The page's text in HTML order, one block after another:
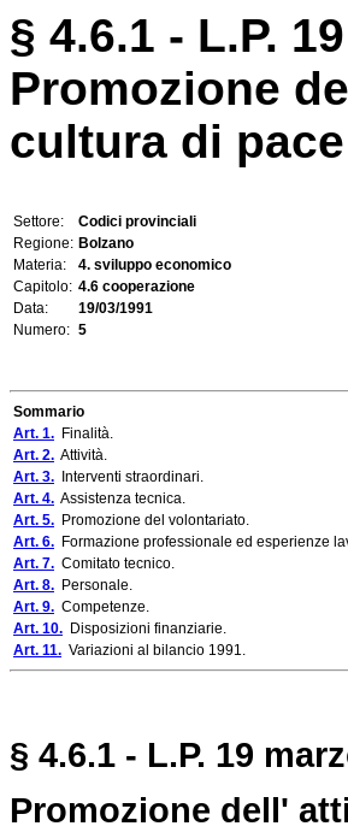
§ 4.6.1 - L.P.
Promozione
cultura di
Settore:
Codici provinciali
Regione: Bolzano
Materia:
4. sviluppo economico
Capitolo: 4.6 cooperazione
Data:
19/03/1991
Numero: 5
Sommario
Art. 1. Finalità.
Art. 2. Attività.
Art. 3. Interventi straordinari.
Art. 4. Assistenza tecnica.
Art. 5. Promozione del volontariato.
Art. 6. Formazione professionale ed esperienze
Art. 7. Comitato tecnico.
Art. 8. Personale.
Art. 9. Competenze.
Art. 10. Disposizioni finanziarie.
Art. 11. Variazioni al bilancio 1991.
§ 4.6.1 - L.P. 19
Promozione dell'